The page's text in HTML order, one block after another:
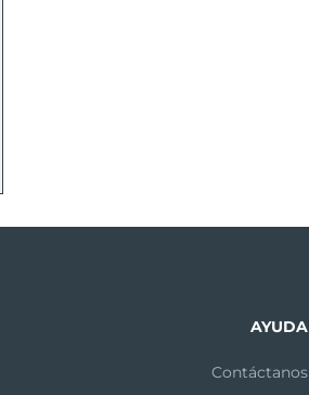
AYUDA
Contáctanos